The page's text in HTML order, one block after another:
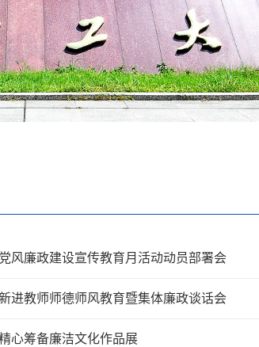
风廉政建设宣传教育月活动动员部署会
进教师师德师风教育暨集体廉政谈话会
心筹备廉洁文化作品展